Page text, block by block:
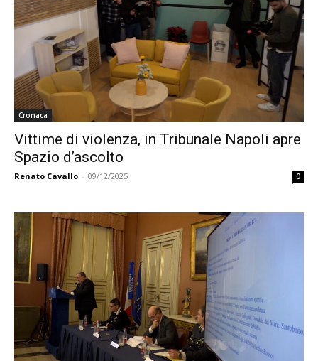
Cronaca
Vittime di violenza, in Tribunale Napoli apre
Spazio d’ascolto
Renato Cavallo - 09/12/2025 0